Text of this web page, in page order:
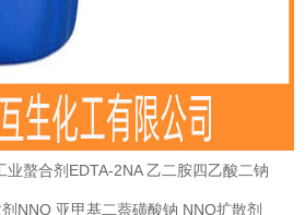
业螯合剂EDTA-2NA 乙二胺四乙酸二钠
NNO 亚甲基二萘磺酸钠 NNO扩散剂